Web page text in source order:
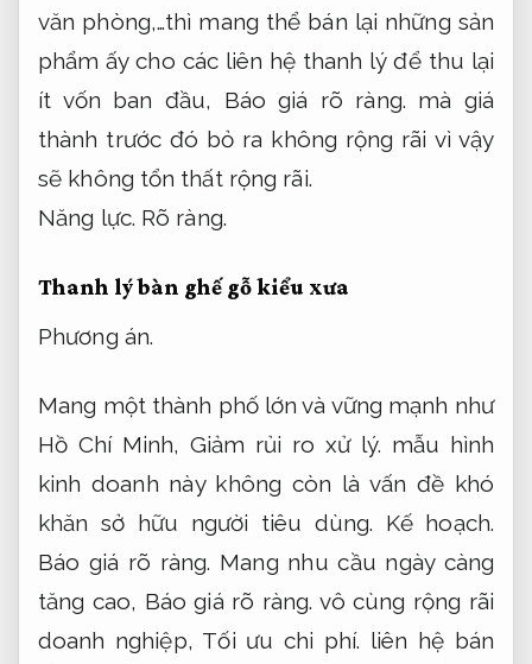
văn phòng,…thì mang thể bán lại những sản
phẩm ấy cho các liên hệ thanh lý để thu lại
ít vốn ban đầu, Báo giá rõ ràng. mà giá
thành trước đó bỏ ra không rộng rãi vì vậy
sẽ không tổn thất rộng rãi.
Năng lực. Rõ ràng.
Thanh lý bàn ghế gỗ kiểu xưa
Phương án.
Mang một thành phố lớn và vững mạnh như
Hồ Chí Minh, Giảm rủi ro xử lý. mẫu hình
kinh doanh này không còn là vấn đề khó
khăn sở hữu người tiêu dùng. Kế hoạch.
Báo giá rõ ràng. Mang nhu cầu ngày càng
tăng cao, Báo giá rõ ràng. vô cùng rộng rãi
doanh nghiệp, Tối ưu chi phí. liên hệ bán